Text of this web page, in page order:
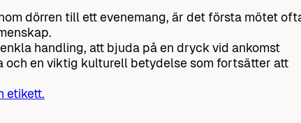
dörren till ett evenemang, är det första mötet
handling, att bjuda på en dryck vid ankomst
och en viktig kulturell betydelse som fortsätter att
etikett.